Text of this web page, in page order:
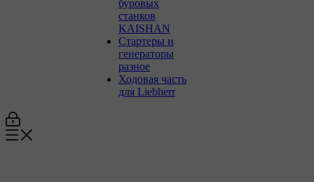
буровых
станков
KAISHAN
Стартеры и
генераторы
разное
Ходовая часть
для Liebherr